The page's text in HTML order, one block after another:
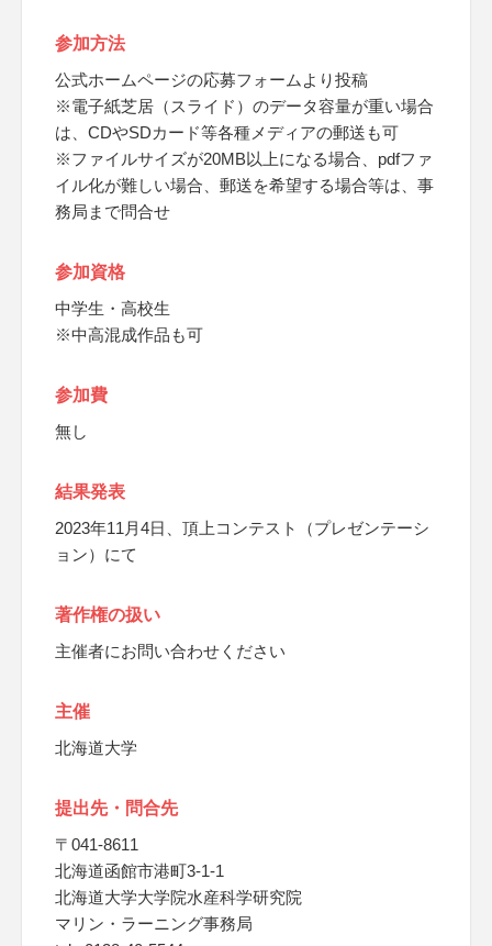
参加方法
公式ホームページの応募フォームより投稿
※電子紙芝居（スライド）のデータ容量が重い場合
は、CDやSDカード等各種メディアの郵送も可
※ファイルサイズが20MB以上になる場合、pdfファ
イル化が難しい場合、郵送を希望する場合等は、事
務局まで問合せ
参加資格
中学生・高校生
※中高混成作品も可
参加費
無し
結果発表
2023年11月4日、頂上コンテスト（プレゼンテーシ
ョン）にて
著作権の扱い
主催者にお問い合わせください
主催
北海道大学
提出先・問合先
〒041-8611
北海道函館市港町3-1-1
北海道大学大学院水産科学研究院
マリン・ラーニング事務局